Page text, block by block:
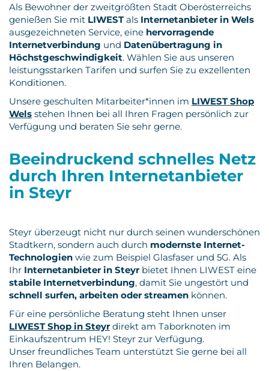
Als Bewohner der zweitgrößten Stadt Oberösterreichs
genießen Sie mit LIWESTals Internetanbieter in Wels
ausgezeichneten Service, eine hervorragende
Internetverbindung und Datenübertragung in
Höchstgeschwindigkeit. Wählen Sie aus unseren
leistungsstarken Tarifen und surfen Sie zu exzellenten
Konditionen.
Unsere geschulten Mitarbeiter*innen im LIWEST Shop
Wels stehen Ihnen bei all Ihren Fragen persönlich zur
Verfügung und beraten Sie sehr gerne.
Beeindruckend schnelles Netz
durch Ihren Internetanbieter
in Steyr
Steyr überzeugt nicht nur durch seinen wunderschönen
Stadtkern, sondern auch durch modernste Internet-
Technologien wie zum Beispiel Glasfaser und 5G. Als
Ihr Internetanbieter in Steyrbietet Ihnen LIWEST eine
stabile Internetverbindung, damit Sie ungestört und
schnell surfen, arbeiten oder streamen können.
Für eine persönliche Beratung steht Ihnen unser
LIWEST Shop in Steyrdirekt am Taborknoten im
Einkaufszentrum HEY! Steyr zur Verfügung.
Unser freundliches Team unterstützt Sie gerne bei all
Ihren Belangen.